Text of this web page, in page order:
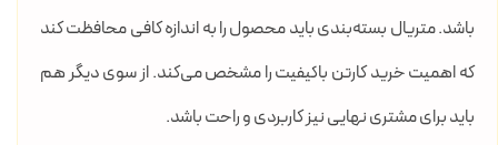
باشد. متریال بسته‌بندی باید محصول را به اندازه کافی محافظت کند
که اهمیت خرید کارتن باکیفیت را مشخص می‌کند. از سوی دیگر هم
باید برای مشتری نهایی نیز کاربردی و راحت باشد.